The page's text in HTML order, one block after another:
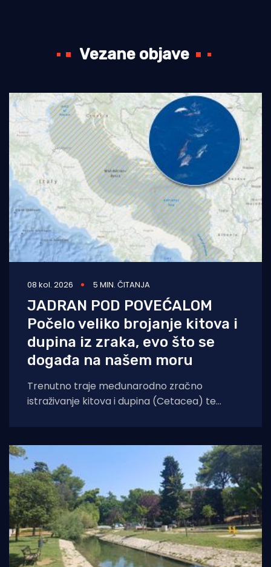
Vezane objave
08 kol. 2026 5 MIN. ČITANJA
JADRAN POD POVEĆALOM
Počelo veliko brojanje kitova i
dupina iz zraka, evo što se
događa na našem moru
Trenutno traje međunarodno zračno
istraživanje kitova i dupina (Cetacea) te